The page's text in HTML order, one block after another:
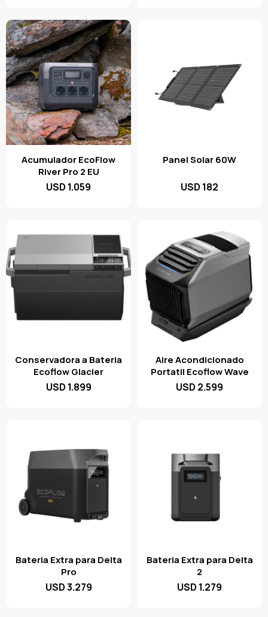
Acumulador EcoFlow
River Pro 2 EU
USD 1.059
Panel Solar 60W
USD 182
Conservadora a Bateria
Ecoflow Glacier
USD 1.899
Aire Acondicionado
Portatil Ecoflow Wave
USD 2.599
Bateria Extra para Delta
Pro
USD3.279
Bateria Extra para Delta
2
USD 1.279